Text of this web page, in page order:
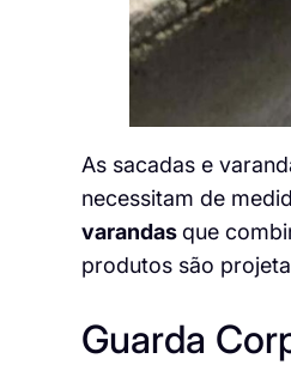
As sacadas e
necessitam de
varandasque
produtos são
Guarda